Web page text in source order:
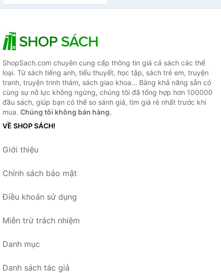
ShopSach.com chuyên cung cấp thông tin giá cả sách các thể
loại. Từ sách tiếng anh, tiểu thuyết, học tập, sách trẻ em, truyện
tranh, truyện trinh thám, sách giao khoa... Bằng khả năng sẵn có
cùng sự nỗ lực không ngừng, chúng tôi đã tổng hợp hơn 100000
đầu sách, giúp bạn có thể so sánh giá, tìm giá rẻ nhất trước khi
mua. Chúng tôi không bán hàng.
VỀ SHOP SÁCH!
Giới thiệu
Chính sách bảo mật
Điều khoản sử dụng
Miễn trừ trách nhiệm
Danh mục
Danh sách tác giả